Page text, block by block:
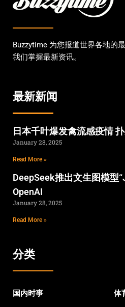
Buzzytime 为您报道世界各地的
我们掌握最新资讯。
最新新闻
日本千叶爆发禽流感疫情
January 28, 2025
Read More »
DeepSeek推出文生图模
OpenAI
January 28, 2025
Read More »
分类
国内时事 体